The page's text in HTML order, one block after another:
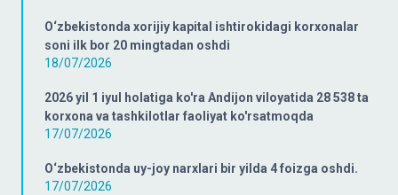
O‘zbekistonda xorijiy kapital ishtirokidagi korxonalar
soni ilk bor 20 mingtadan oshdi
18/07/2026
2026 yil 1 iyul holatiga ko'ra Andijon viloyatida 28 538 ta
korxona va tashkilotlar faoliyat ko'rsatmoqda
17/07/2026
O‘zbekistonda uy-joy narxlari bir yilda 4 foizga oshdi.
17/07/2026